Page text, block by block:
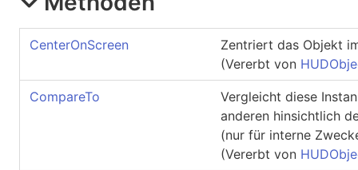
CenterOnScreen
Zentriert das Objekt
(Vererbt von
CompareTo
Vergleicht diese
anderen hinsichtlich
(nur für interne
(Vererbt von